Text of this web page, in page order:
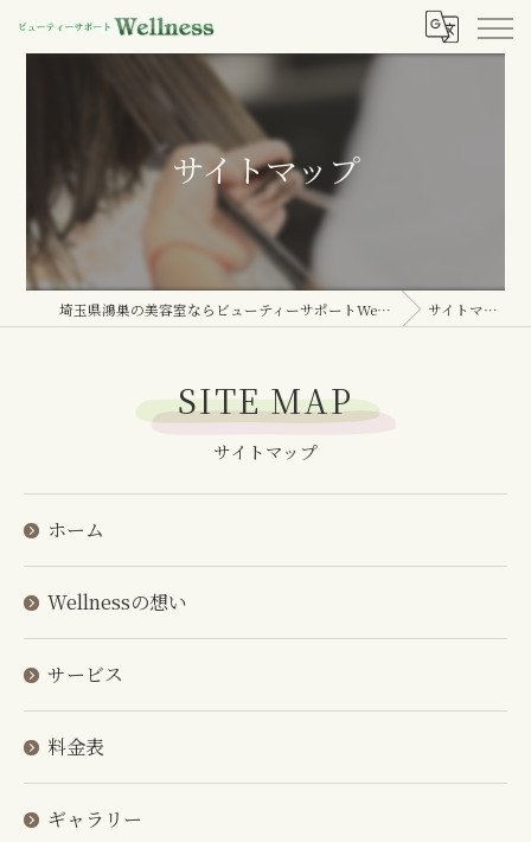
サイトマップ
埼玉県鴻巣の美容室ならビューティーサポートWellness サイトマップ
サイトマップ
SITE MAP
ホーム
Wellnessの想い
サービス
料金表
ギャラリー